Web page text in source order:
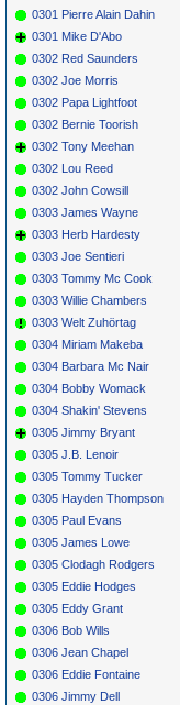
0301 Pierre Alain Dahin
0301 Mike D'Abo
0302 Red Saunders
0302 Joe Morris
0302 Papa Lightfoot
0302 Bernie Toorish
0302 Tony Meehan
0302 Lou Reed
0302 John Cowsill
0303 James Wayne
0303 Herb Hardesty
0303 Joe Sentieri
0303 Tommy Mc Cook
0303 Willie Chambers
0303 Welt Zuhörtag
0304 Miriam Makeba
0304 Barbara Mc Nair
0304 Bobby Womack
0304 Shakin' Stevens
0305 Jimmy Bryant
0305 J.B. Lenoir
0305 Tommy Tucker
0305 Hayden Thompson
0305 Paul Evans
0305 James Lowe
0305 Clodagh Rodgers
0305 Eddie Hodges
0305 Eddy Grant
0306 Bob Wills
0306 Jean Chapel
0306 Eddie Fontaine
0306 Jimmy Dell